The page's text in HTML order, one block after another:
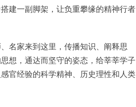
建一副脚架，让负重攀缘的精神行者
名家来到这里，传播知识、阐释思
想，通达而坚守的姿态，给莘莘学子
官经验的科学精神、历史理性和人类